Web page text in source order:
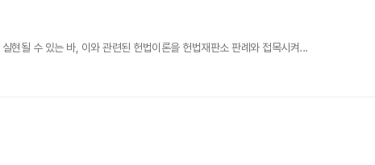
현될 수 있는 바, 이와 관련된 헌법이론을 헌법재판소 판례와 접목시켜...